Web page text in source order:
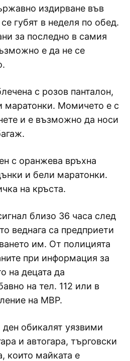
издирване във
губят в неделя по обед.
за последно в самия
е да не се
с розов панталон,
маратонки. Момичето е с
и е възможно да носи
с оранжева връхна
и бели маратонки.
на кръста.
близо 36 часа след
веднага са предприети
им. От полицията
при информация за
на децата да
на тел. 112 или в
на МВР.
ден обикалят уязвими
и автогара, търговски
които майката е